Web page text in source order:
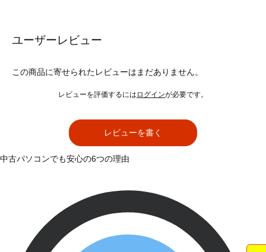
ユーザーレビュー
この商品に寄せられたレビューはまだありません。
レビューを評価するには ログインが必要です。
レビューを書く
中古パソコンでも安心の6つの理由